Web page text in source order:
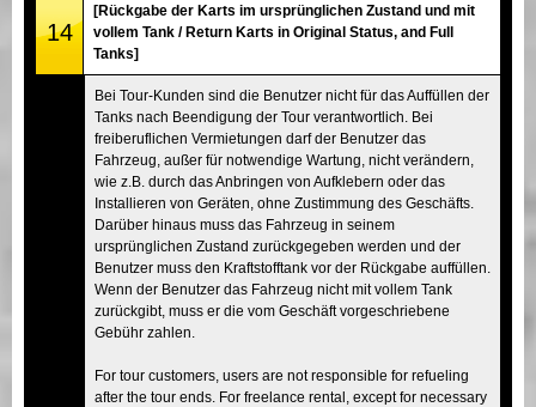
14
[Rückgabe der Karts im ursprünglichen Zustand und mit
vollem Tank / Return Karts in Original Status, and Full
Tanks]
Bei Tour-Kunden sind die Benutzer nicht für das Auffüllen der
Tanks nach Beendigung der Tour verantwortlich. Bei
freiberuflichen Vermietungen darf der Benutzer das
Fahrzeug, außer für notwendige Wartung, nicht verändern,
wie z.B. durch das Anbringen von Aufklebern oder das
Installieren von Geräten, ohne Zustimmung des Geschäfts.
Darüber hinaus muss das Fahrzeug in seinem
ursprünglichen Zustand zurückgegeben werden und der
Benutzer muss den Kraftstofftank vor der Rückgabe auffüllen.
Wenn der Benutzer das Fahrzeug nicht mit vollem Tank
zurückgibt, muss er die vom Geschäft vorgeschriebene
Gebühr zahlen.
For tour customers, users are not responsible for refueling
after the tour ends. For freelance rental, except for necessary